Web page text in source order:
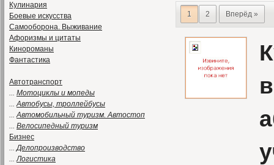
Кулинария
Боевые искусства
Самооборона. Выживание
Афоризмы и цитаты
Кинороманы
Фантастика
Автотранспорт
... Мотоциклы и мопеды
...Автобусы, троллейбусы
...Автомобильный туризм. Автостоп
... Велосипедный туризм
Бизнес
...Делопроизводство
...Логистика
1 2 Вперёд »